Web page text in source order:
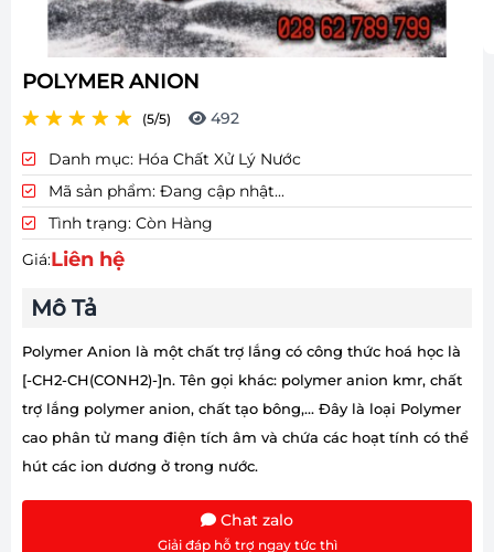
POLYMER ANION
(5/5) 492
Danh mục: Hóa Chất Xử Lý Nước
Mã sản phẩm: Đang cập nhật...
Tình trạng: Còn Hàng
Giá:Liên hệ
Mô Tả
Polymer Anion là một chất trợ lắng có công thức hoá học là
[-CH2-CH(CONH2)-]n. Tên gọi khác: polymer anion kmr, chất
trợ lắng polymer anion, chất tạo bông,... Đây là loại Polymer
cao phân tử mang điện tích âm và chứa các hoạt tính có thể
hút các ion dương ở trong nước.
Chat zalo
Giải đáp hỗ trợ ngay tức thì